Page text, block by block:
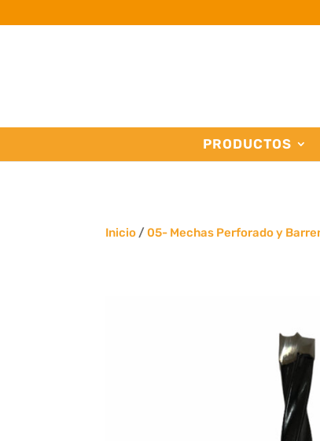
PRODUCTOS
Inicio /05- Mechas Perforado y